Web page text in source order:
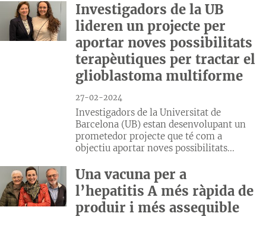
Investigadors de la UB
lideren un projecte per
aportar noves possibilitats
terapèutiques per tractar el
glioblastoma multiforme
27-02-2024
Investigadors de la Universitat de
Barcelona (UB) estan desenvolupant un
prometedor projecte que té com a
objectiu aportar noves possibilitats...
Una vacuna per a
l’hepatitis A més ràpida de
produir i més assequible